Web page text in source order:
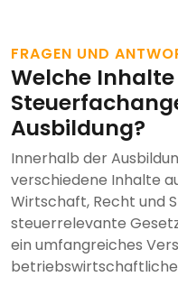
FRAGEN UND
Welche
Ausbildung?
Innerhalb der
verschiedene Inhalte
Wirtschaft, Recht und
steuerrelevante
ein umfangreiches
betriebswirtschaftliche